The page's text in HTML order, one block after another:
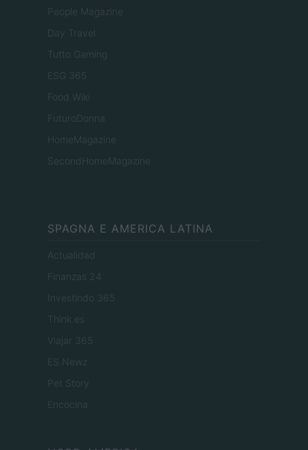
People Magazine
Day Travel
Tutto Gaming
ESG 365
Food Wiki
FuturoDonna
HomeMagazine
SecondHomeMagazine
SPAGNA E AMERICA LATINA
Actualidad
Finanzas 24
Investindo 365
Think.es
Viajar 365
ES Newz
Pet Story
Encocina